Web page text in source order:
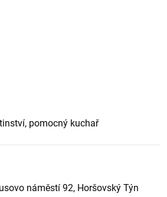
pomocný kuchař
náměstí 92, Horšovský Týn